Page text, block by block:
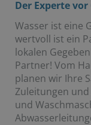
Der Experte
Wasser ist eine
wertvoll ist ein
lokalen
Partner! Vom
planen wir Ihre
Zuleitungen und
und